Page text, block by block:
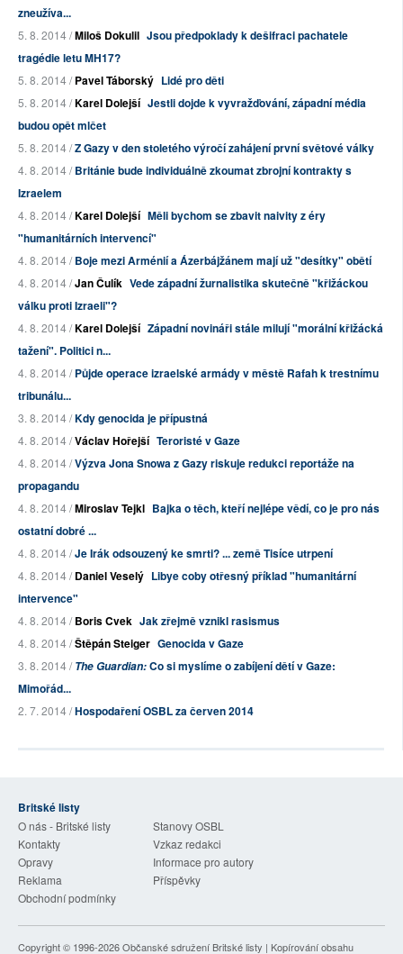
zneužíva...
5. 8. 2014 /Miloš Dokulil Jsou předpoklady k dešifraci pachatele
tragédie letu MH17?
5. 8. 2014 /Pavel Táborský Lidé pro děti
5. 8. 2014 /Karel Dolejší Jestli dojde k vyvražďování, západní média
budou opět mlčet
5. 8. 2014 /Z Gazy v den stoletého výročí zahájení první světové války
4. 8. 2014 /Británie bude individuálně zkoumat zbrojní kontrakty s
Izraelem
4. 8. 2014 /Karel Dolejší Měli bychom se zbavit naivity z éry
"humanitárních intervencí"
4. 8. 2014 /Boje mezi Arménií a Ázerbájžánem mají už "desítky" obětí
4. 8. 2014 /Jan Čulík Vede západní žurnalistika skutečně "křižáckou
válku proti Izraeli"?
4. 8. 2014 /Karel Dolejší Západní novináři stále milují "morální křižácká
tažení". Politici n...
4. 8. 2014 /Půjde operace izraelské armády v městě Rafah k trestnímu
tribunálu...
3. 8. 2014 /Kdy genocida je přípustná
4. 8. 2014 /Václav Hořejší Teroristé v Gaze
4. 8. 2014 /Výzva Jona Snowa z Gazy riskuje redukci reportáže na
propagandu
4. 8. 2014 /Miroslav Tejkl Bajka o těch, kteří nejlépe vědí, co je pro nás
ostatní dobré ...
4. 8. 2014 /Je Irák odsouzený ke smrti? ... země Tisíce utrpení
4. 8. 2014 /Daniel Veselý Libye coby otřesný příklad "humanitární
intervence"
4. 8. 2014 /Boris Cvek Jak zřejmě vznikl rasismus
4. 8. 2014 /Štěpán Steiger Genocida v Gaze
3. 8. 2014 /The Guardian:Co si myslíme o zabíjení dětí v Gaze:
Mimořád...
2. 7. 2014 /Hospodaření OSBL za červen 2014
Britské listy
O nás - Britské listy
Stanovy OSBL
Kontakty
Vzkaz redakci
Opravy
Informace pro autory
Reklama
Příspěvky
Obchodní podmínky
Copyright © 1996-2026Občanské sdružení Britské listy | Kopírování obsahu